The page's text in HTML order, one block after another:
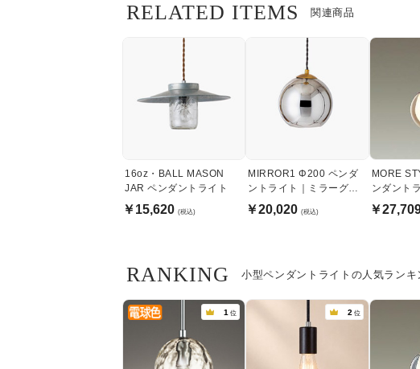
関連商品
RELATED ITEMS
16oz・BALL MASON
JAR ペンダントライト
￥15,620 (税込)
MIRROR1 Φ200 ペンダ
ントライト｜ミラーグレ
ー
￥20,020 (税込)
MORE
ンダント
ーガラス
￥
小型ペンダントライトの人気ランキ
RANKING
1 位 2 位